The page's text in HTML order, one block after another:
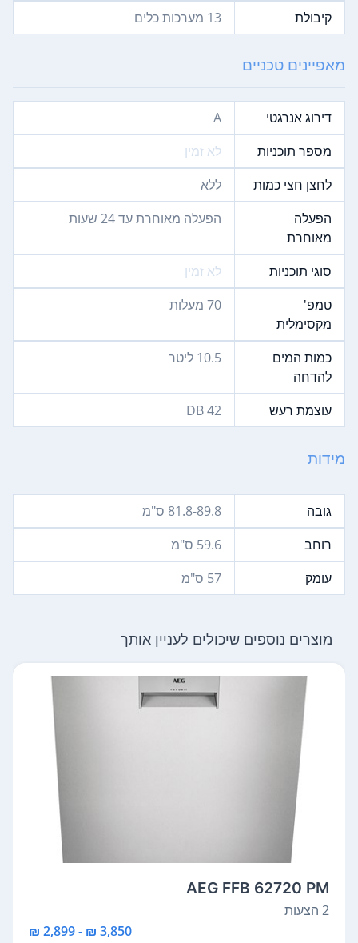
קיבולת 13‏ מערכות כלים
מאפיינים טכניים
דירוג אנרגטי
A
מספר תוכניות
לא זמין
לחצן חצי כמות
ללא
הפעלה
מאוחרת
הפעלה מאוחרת עד 24 שעות
סוגי תוכניות
לא זמין
טמפ'
מקסימלית
70‏ מעלות
כמות המים
להדחה
10.5 ליטר
עוצמת רעש 42‏ DB
מידות
גובה
81.8-89.8 ס"מ
רוחב
59.6‏ ס"מ
עומק
57‏ ס"מ
מוצרים נוספים שיכולים לעניין אותך
AEG FFB 62720 PM
2 הצעות
3,850 ₪ - 2,899 ₪